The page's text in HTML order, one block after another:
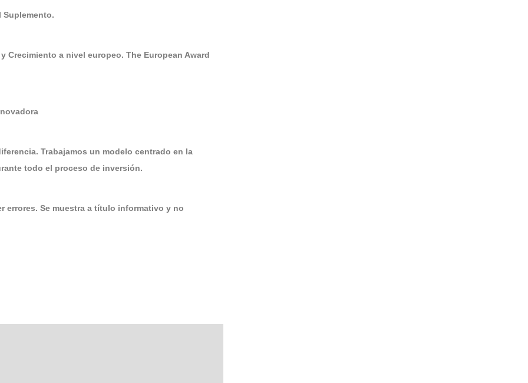
Suplemento.
Crecimiento a nivel europeo. The European Award
Trabajamos un modelo centrado en la
todo el proceso de inversión.
errores. Se muestra a título informativo y no